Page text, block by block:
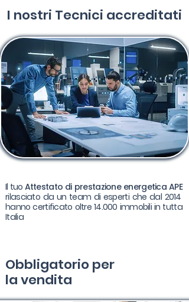
I nostri Tecnici accreditati
Il tuo Attestato di prestazione energetica APE
rilasciato da un team di esperti che dal 2014
hanno certificato oltre 14.000 immobili in tutta
Italia
Obbligatorio per
lavendita